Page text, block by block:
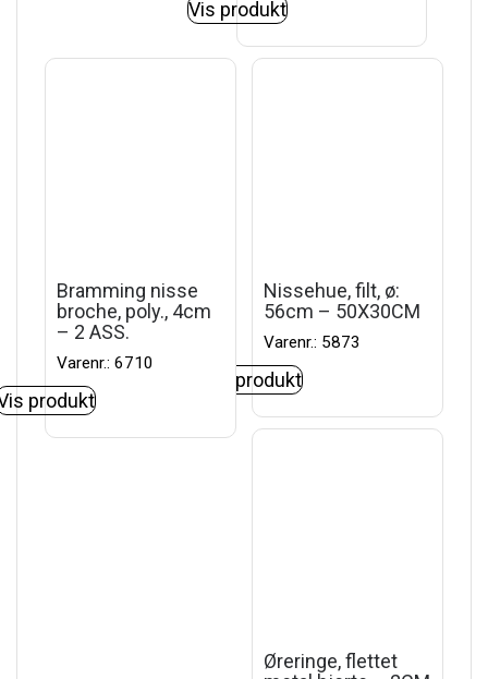
Vis produkt
Nissehue, filt, ø:
56cm – 50X30CM
Varenr.: 5873
Vis produkt
Bramming nisse
broche, poly., 4cm
– 2 ASS.
Varenr.: 6710
produkt
Øreringe, flettet